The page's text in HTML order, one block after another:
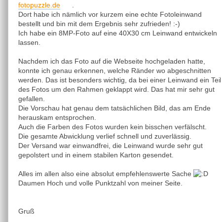
fotopuzzle.de
Dort habe ich nämlich vor kurzem eine echte Fotoleinwand
bestellt und bin mit dem Ergebnis sehr zufrieden! :-)
Ich habe ein 8MP-Foto auf eine 40X30 cm Leinwand entwickeln
lassen.
Nachdem ich das Foto auf die Webseite hochgeladen hatte,
konnte ich genau erkennen, welche Ränder wo abgeschnitten
werden. Das ist besonders wichtig, da bei einer Leinwand ein Teil
des Fotos um den Rahmen geklappt wird. Das hat mir sehr gut
gefallen.
Die Vorschau hat genau dem tatsächlichen Bild, das am Ende
herauskam entsprochen.
Auch die Farben des Fotos wurden kein bisschen verfälscht.
Die gesamte Abwicklung verlief schnell und zuverlässig.
Der Versand war einwandfrei, die Leinwand wurde sehr gut
gepolstert und in einem stabilen Karton gesendet.
Alles im allen also eine absolut empfehlenswerte Sache
Daumen Hoch und volle Punktzahl von meiner Seite.
Gruß